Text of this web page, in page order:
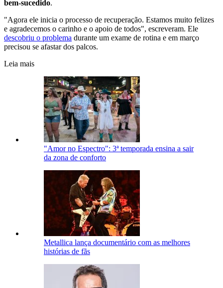
bem-sucedido.
"Agora ele inicia o processo de recuperação. Estamos muito felizes
e agradecemos o carinho e o apoio de todos", escreveram. Ele
descobriu o problema durante um exame de rotina e em março
precisou se afastar dos palcos.
Leia mais
"Amor no Espectro": 3ª temporada ensina a sair
da zona de conforto
Metallica lança documentário com as melhores
histórias de fãs